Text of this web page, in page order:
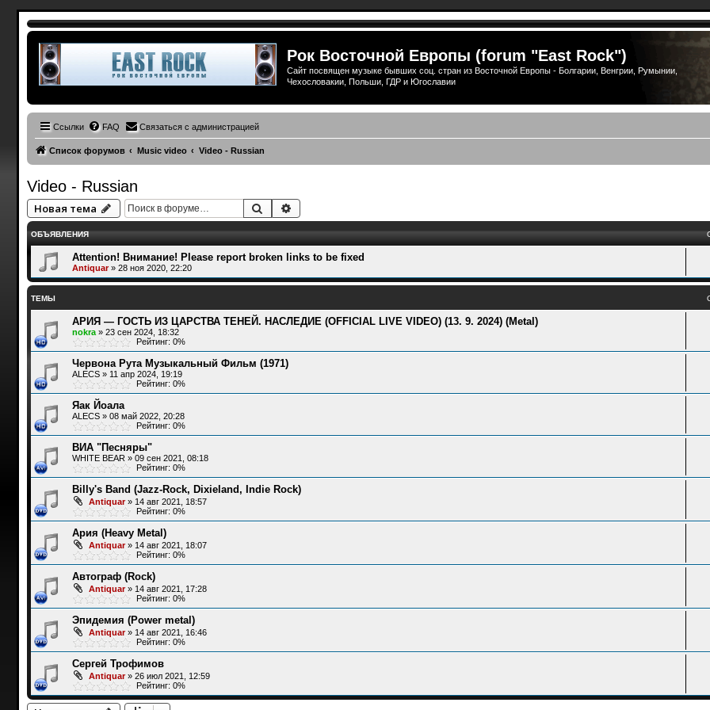
Рок Восточной Европы (forum "East Rock")
Сайт посвящен музыке бывших соц. стран из Восточной Европы - Болгарии, Венгрии, Румынии,
Чехословакии, Польши, ГДР и Югославии
Ссылки FAQ Связаться с администрацией
Список форумов Music video Video - Russian
Video - Russian
Новая тема Поиск
ОБЪЯВЛЕНИЯ
Attention! Внимание! Please report broken links to be fixed
Antiquar» 28 ноя 2020, 22:20
ТЕМЫ
АРИЯ — ГОСТЬ ИЗ ЦАРСТВА ТЕНЕЙ. НАСЛЕДИЕ (OFFICIAL LIVE VIDEO) (13. 9. 2024) (Metal)
nokra» 23 сен 2024, 18:32
Рейтинг: 0%
Червона Рута Музыкальный Фильм (1971)
ALECS» 11 апр 2024, 19:19
Рейтинг: 0%
Яак Йоала
ALECS» 08 май 2022, 20:28
Рейтинг: 0%
ВИА "Песняры"
WHITE BEAR » 09 сен 2021, 08:18
Рейтинг: 0%
Billy's Band (Jazz-Rock, Dixieland, Indie Rock)
Antiquar» 14 авг 2021, 18:57
Рейтинг: 0%
Ария (Heavy Metal)
Antiquar» 14 авг 2021, 18:07
Рейтинг: 0%
Автограф (Rock)
Antiquar» 14 авг 2021, 17:28
Рейтинг: 0%
Эпидемия (Power metal)
Antiquar» 14 авг 2021, 16:46
Рейтинг: 0%
Сергей Трофимов
Antiquar» 26 июл 2021, 12:59
Рейтинг: 0%